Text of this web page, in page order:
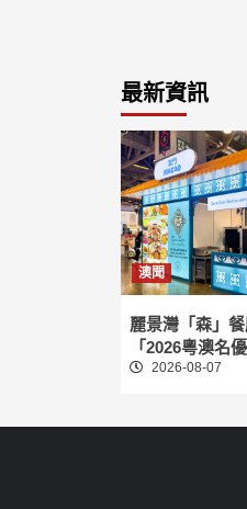
最新資訊
澳聞
麗景灣「森」
「2026粵澳名
2026-08-07